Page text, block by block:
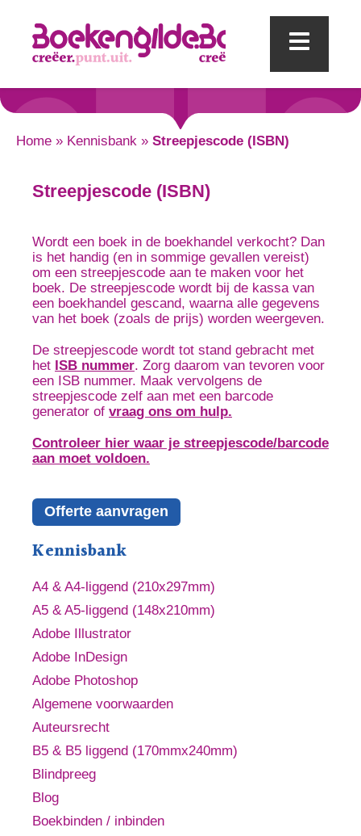
Home » Kennisbank » Streepjescode (ISBN)
Streepjescode (ISBN)
Wordt een boek in de boekhandel verkocht? Dan
is het handig (en in sommige gevallen vereist)
om een streepjescode aan te maken voor het
boek. De streepjescode wordt bij de kassa van
een boekhandel gescand, waarna alle gegevens
van het boek (zoals de prijs) worden weergeven.
De streepjescode wordt tot stand gebracht met
het ISB nummer. Zorg daarom van tevoren voor
een ISB nummer. Maak vervolgens de
streepjescode zelf aan met een barcode
generator of vraag ons om hulp.
Controleer hier waar je streepjescode/barcode
aan moet voldoen.
Offerte aanvragen
Kennisbank
A4 & A4-liggend (210x297mm)
A5 & A5-liggend (148x210mm)
Adobe Illustrator
Adobe InDesign
Adobe Photoshop
Algemene voorwaarden
Auteursrecht
B5 & B5 liggend (170mmx240mm)
Blindpreeg
Blog
Boekbinden / inbinden